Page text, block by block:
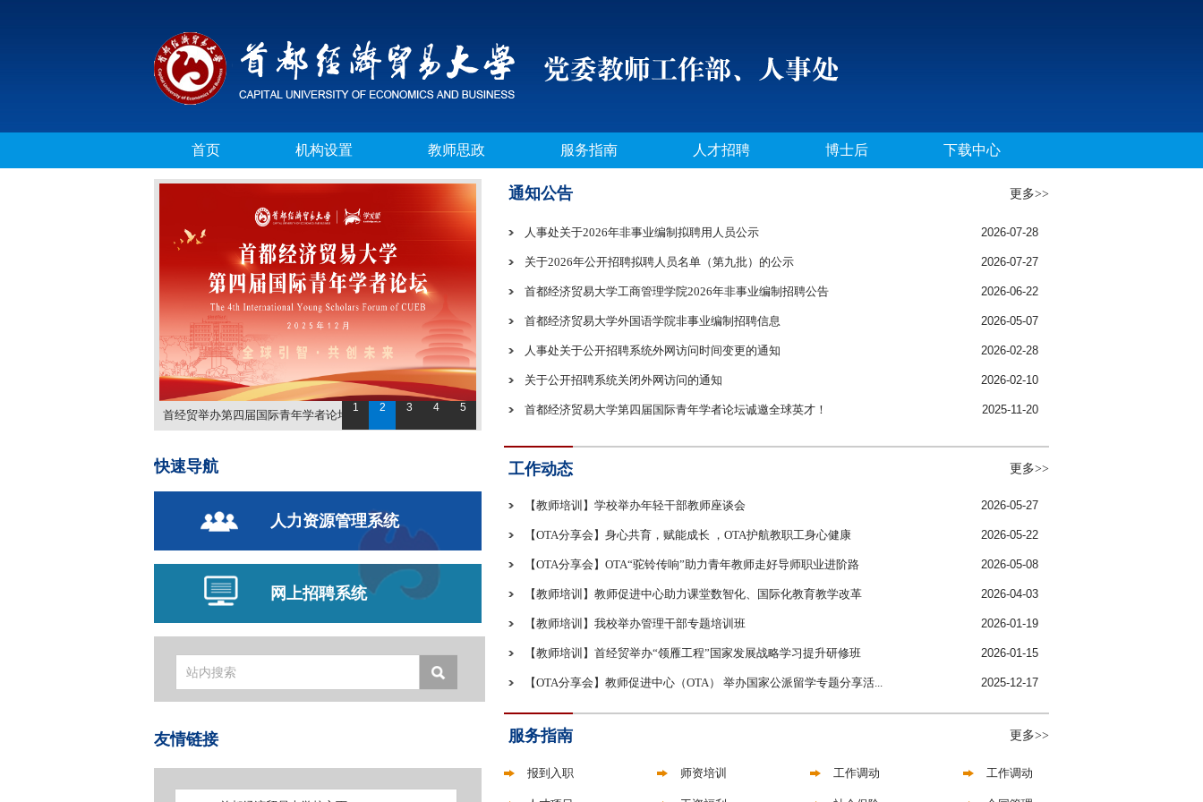
首页 机构设置 教师思政 服务指南 人才招聘 博士后 下载中心
首经贸举办第四届国际青年学者论坛
1 2 3 4 5
快速导航
人力资源管理系统
网上招聘系统
友情链接
通知公告 更多>>
2026-07-28
人事处关于2026年非事业编制拟聘用人员公示
2026-07-27
关于2026年公开招聘拟聘人员名单（第九批）的公示
2026-06-22
首都经济贸易大学工商管理学院2026年非事业编制招聘公告
2026-05-07
首都经济贸易大学外国语学院非事业编制招聘信息
2026-02-28
人事处关于公开招聘系统外网访问时间变更的通知
2026-02-10
关于公开招聘系统关闭外网访问的通知
2025-11-20
首都经济贸易大学第四届国际青年学者论坛诚邀全球英才！
工作动态 更多>>
2026-05-27
【教师培训】学校举办年轻干部教师座谈会
2026-05-22
【OTA分享会】身心共育，赋能成长 ，OTA护航教职工身心健康
2026-05-08
【OTA分享会】OTA“驼铃传响”助力青年教师走好导师职业进阶路
2026-04-03
【教师培训】教师促进中心助力课堂数智化、国际化教育教学改革
2026-01-19
【教师培训】我校举办管理干部专题培训班
2026-01-15
【教师培训】首经贸举办“领雁工程”国家发展战略学习提升研修班
2025-12-17
【OTA分享会】教师促进中心（OTA） 举办国家公派留学专题分享活...
服务指南 更多>>
报到入职 师资培训 工作调动 工作调动